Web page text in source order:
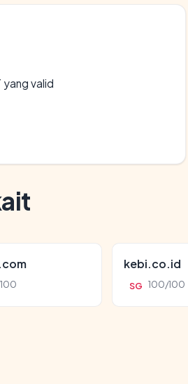
yang valid
kebi.co.id
SG 100/100